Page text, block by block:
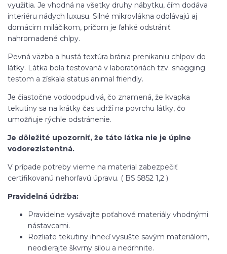
využitia. Je vhodná na všetky druhy nábytku, čím dodáva
interiéru nádych luxusu. Silné mikrovlákna odolávajú aj
domácim miláčikom, pričom je ľahké odstrániť
nahromadené chlpy.
Pevná väzba a hustá textúra bránia prenikaniu chlpov do
látky. Látka bola testovaná v laboratóriách tzv. snagging
testom a získala status animal friendly.
Je čiastočne vodoodpudivá, čo znamená, že kvapka
tekutiny sa na krátky čas udrží na povrchu látky, čo
umožňuje rýchle odstránenie.
Je dôležité upozorniť, že táto látka nie je úplne
vodorezistentná.
V prípade potreby vieme na material zabezpečiť
certifikovanú nehorľavú úpravu. ( BS 5852 1,2 )
Pravidelná údržba:
Pravidelne vysávajte poťahové materiály vhodnými
nástavcami.
Rozliate tekutiny ihneď vysušte savým materiálom,
neodierajte škvrny silou a nedrhnite.